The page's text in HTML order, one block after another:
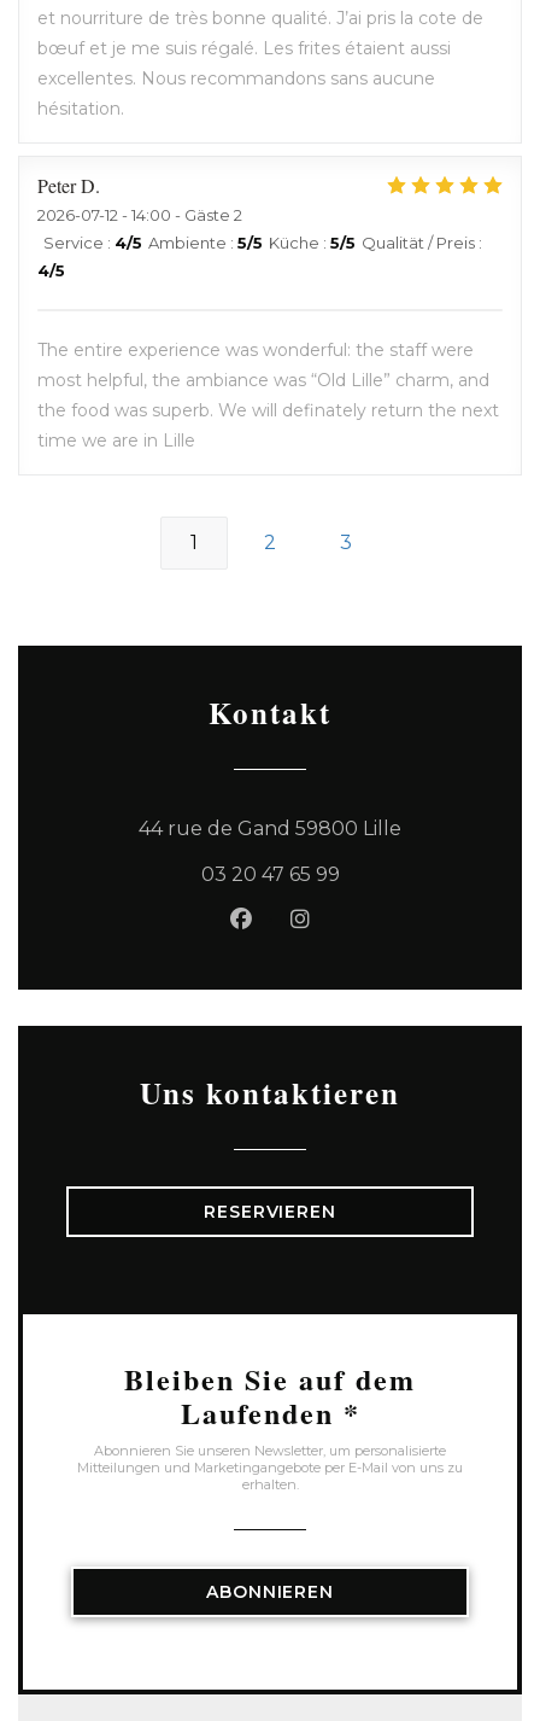
et nourriture de très bonne qualité. J’ai pris la cote de
bœuf et je me suis régalé. Les frites étaient aussi
excellentes. Nous recommandons sans aucune
hésitation.
PeterD
2026-07-12 - 14:00 - Gäste 2
Service : 4/5 Ambiente : 5/5 Küche : 5/5 Qualität / Preis :
4/5
The entire experience was wonderful: the staff were
most helpful, the ambiance was “Old Lille” charm, and
the food was superb. We will definately return the next
time we are in Lille
1 2 3
Kontakt
44 rue de Gand 59800 Lille
03 20 47 65 99
Facebook ((öffnet ein
Instagram ((öffnet ein
Uns kontaktieren
RESERVIEREN
Bleiben Sie auf dem
Laufenden *
Abonnieren Sie unseren Newsletter, um personalisierte
Mitteilungen und Marketingangebote per E-Mail von uns zu
erhalten.
ABONNIEREN